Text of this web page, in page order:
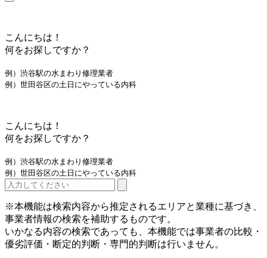
こんにちは！
何をお探しですか？
例）渋谷駅の水まわり修理業者
例）世田谷区の土日にやっている内科
こんにちは！
何をお探しですか？
例）渋谷駅の水まわり修理業者
例）世田谷区の土日にやっている内科
※本機能は検索内容から推定されるエリアと業種に基づき、
事業者情報の検索を補助するものです。
いかなる内容の検索であっても、本機能では事業者の比較・
優劣評価・断定的判断・専門的判断は行いません。